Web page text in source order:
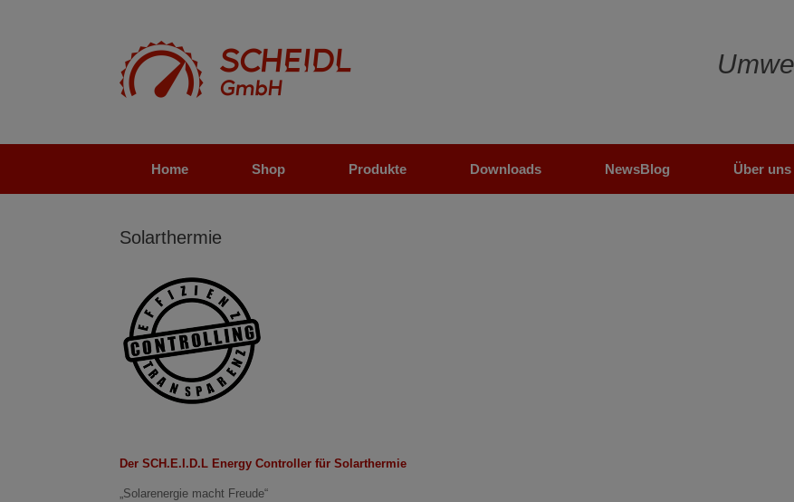
Home Shop Produkte Downloads NewsBlog Über uns
Solarthermie
Der SCH.E.I.D.L Energy Controller für Solarthermie
„Solarenergie macht Freude“